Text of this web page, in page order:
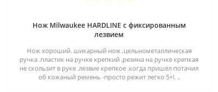
Нож Milwaukee HARDLINE с фиксированным
лезвием
Нож хороший. шикарный нож ,цельнометаллическая
ручка .пластик на ручке крепкий ,резина на ручке крепкая
не скользит в руке .лезвие крепкое .когда пришёл потачил
об кожаный ремень -просто режит легко 5+!. ..